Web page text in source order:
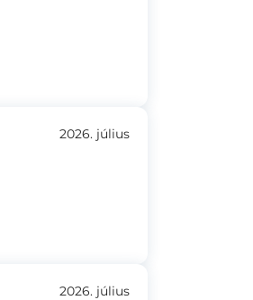
2026. július
2026. július